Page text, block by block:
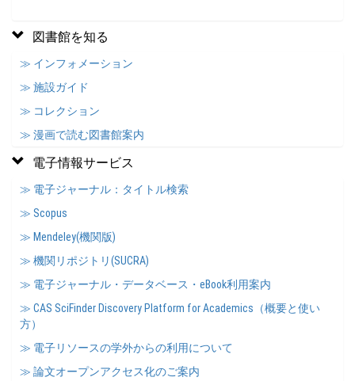
図書館を知る
≫ インフォメーション
≫ 施設ガイド
≫ コレクション
≫ 漫画で読む図書館案内
電子情報サービス
≫ 電子ジャーナル：タイトル検索
≫ Scopus
≫ Mendeley(機関版)
≫ 機関リポジトリ(SUCRA)
≫ 電子ジャーナル・データベース・eBook利用案内
≫ CAS SciFinder Discovery Platform for Academics（概要と使い
方）
≫ 電子リソースの学外からの利用について
≫ 論文オープンアクセス化のご案内